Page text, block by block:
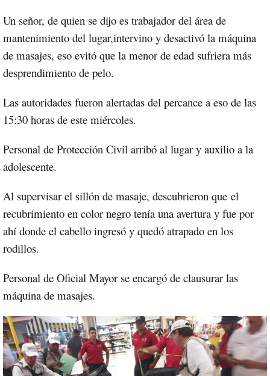
Un señor, de quien se dijo es trabajador del área de
mantenimiento del lugar,intervino y desactivó la máquina
de masajes, eso evitó que la menor de edad sufriera más
desprendimiento de pelo.
Las autoridades fueron alertadas del percance a eso de las
15:30 horas de este miércoles.
Personal de Protección Civil arribó al lugar y auxilio a la
adolescente.
Al supervisar el sillón de masaje, descubrieron que el
recubrimiento en color negro tenía una avertura y fue por
ahí donde el cabello ingresó y quedó atrapado en los
rodillos.
Personal de Oficial Mayor se encargó de clausurar las
máquina de masajes.